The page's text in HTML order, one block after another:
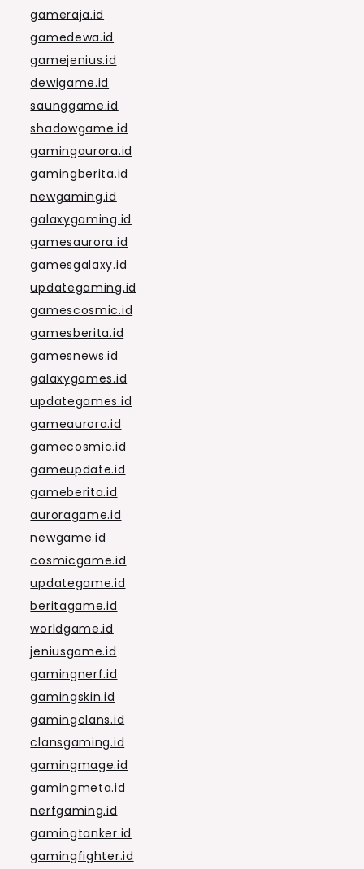
gameraja.id
gamedewa.id
gamejenius.id
dewigame.id
saunggame.id
shadowgame.id
gamingaurora.id
gamingberita.id
newgaming.id
galaxygaming.id
gamesaurora.id
gamesgalaxy.id
updategaming.id
gamescosmic.id
gamesberita.id
gamesnews.id
galaxygames.id
updategames.id
gameaurora.id
gamecosmic.id
gameupdate.id
gameberita.id
auroragame.id
newgame.id
cosmicgame.id
updategame.id
beritagame.id
worldgame.id
jeniusgame.id
gamingnerf.id
gamingskin.id
gamingclans.id
clansgaming.id
gamingmage.id
gamingmeta.id
nerfgaming.id
gamingtanker.id
gamingfighter.id